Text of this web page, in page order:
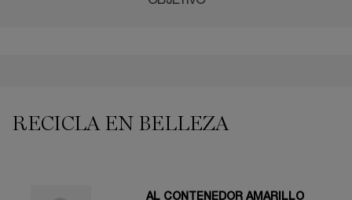
RECICLA EN BELLEZA
AL CONTENEDOR AMARILLO